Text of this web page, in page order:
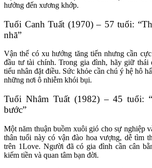
hưởng đến xương khớp.
Tuổi Canh Tuất (1970) – 57 tuổi:
nhã”
Vận thế có xu hướng tăng tiến nhưng cần
đầu tư tài chính. Trong gia đình, hãy giữ thái
tiểu nhân đặt điều. Sức khỏe cần chú ý hệ hô
những nơi ô nhiễm khói bụi.
Tuổi Nhâm Tuất (1982) – 45 tuổi:
bước”
Một năm thuận buồm xuôi gió cho sự nghiệp
thân tuổi này có vận đào hoa vượng, dễ tìm
trên 1Love. Người đã có gia đình cần cân
kiếm tiền và quan tâm bạn đời.